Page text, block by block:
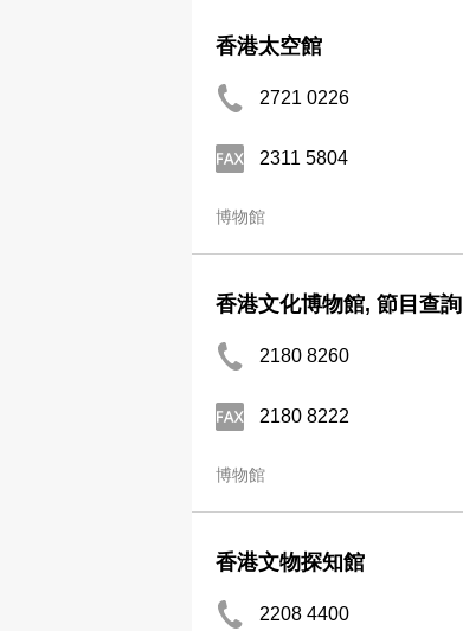
香港太空館
2721 0226
2311 5804
博物館
香港文化博物館, 節目查詢
2180 8260
2180 8222
博物館
香港文物探知館
2208 4400